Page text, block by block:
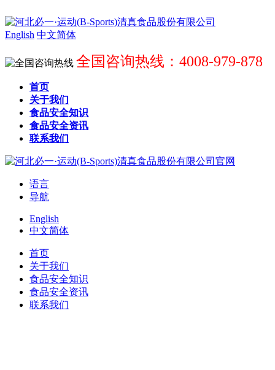
English 中文简体
全国咨询热线：4008-979-878
首页
关于我们
食品安全知识
食品安全资讯
联系我们
语言
导航
English
中文简体
首页
关于我们
食品安全知识
食品安全资讯
联系我们